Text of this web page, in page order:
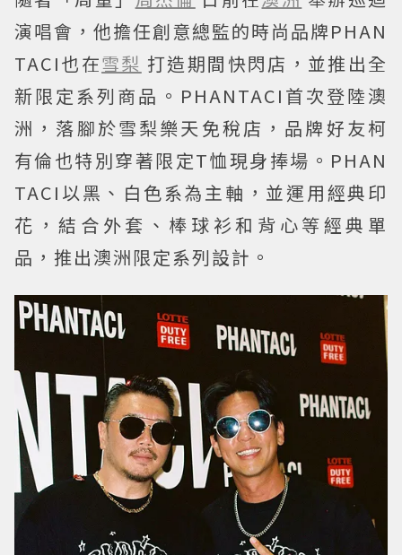
演唱會，他擔任創意總監的時尚品牌PHAN
TACI也在雪梨 打造期間快閃店，並推出全
新限定系列商品。PHANTACI首次登陸澳
洲，落腳於雪梨樂天免稅店，品牌好友柯
有倫也特別穿著限定T恤現身捧場。PHAN
TACI以黑、白色系為主軸，並運用經典印
花，結合外套、棒球衫和背心等經典單
品，推出澳洲限定系列設計。